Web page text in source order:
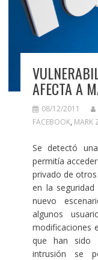
AFECTA A
08/12/2011
FACEBOOK, MARK
Se detectó
permitía
privado de
en la
nuevo
algunos
modificaciones
que han sido
intrusión se